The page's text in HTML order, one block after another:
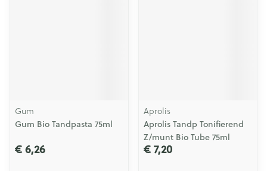
Gum
Gum Bio Tandpasta 75ml
€ 6,26
Aprolis
Aprolis Tandp Tonifierend
Z/munt Bio Tube 75ml
€ 7,20